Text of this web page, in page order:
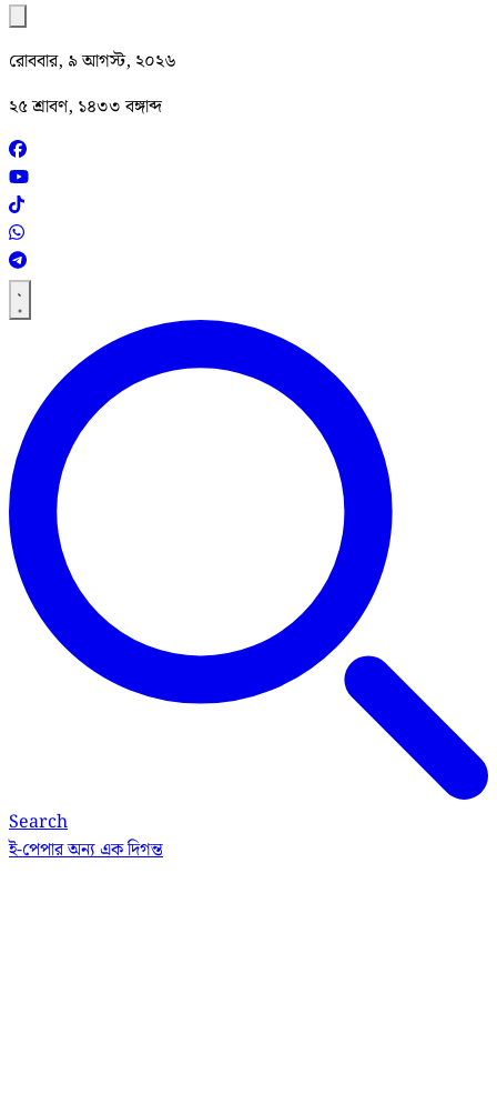
রোববার, ৯ আগস্ট, ২০২৬
২৫ শ্রাবণ, ১৪৩৩ বঙ্গাব্দ
Search
ই-পেপারঅন্য এক দিগন্ত